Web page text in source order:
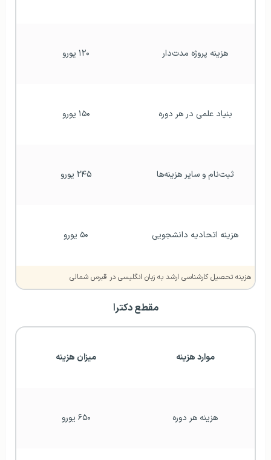
هزینه پروژه مدت‌دار ۱۲۰ یورو
بنیاد علمی در هر دوره ۱۵۰ یورو
ثبت‌نام و سایر هزینه‌ها ۲۴۵ یورو
هزینه اتحادیه دانشجویی ۵۰ یورو
هزینه تحصیل کارشناسی ارشد به زبان انگلیسی در قبرس شمالی
مقطع دکترا
موارد هزینه میزان هزینه
هزینه هر دوره ۶۵۰ یورو